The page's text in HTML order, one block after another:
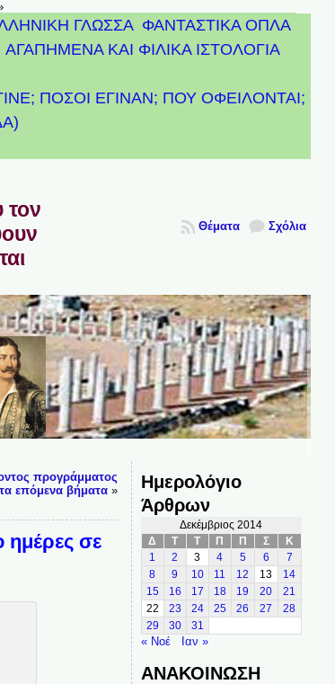
ΓΛΩΣΣΑ ΦΑΝΤΑΣΤΙΚΑ ΟΠΛΑ
ΑΓΑΠΗΜΕΝΑ ΚΑΙ ΦΙΛΙΚΑ ΙΣΤΟΛΟΓΙΑ
ΠΟΣΟΙ ΕΓΙΝΑΝ; ΠΟΥ ΟΦΕΙΛΟΝΤΑΙ;
τον
Σχόλια
Θέματα
προγράμματος
επόμενα βήματα»
ημέρες σε
Ημερολόγιο
Άρθρων
Δεκέμβριος 2014
Δ
Τ Τ Π Π Σ
Κ
1
2 3 4 5 6
7
8
9 10 11 12 13
14
15
16 17 18 19 20
21
22
23 24 25 26 27
28
29
30 31
« Νοέ Ιαν »
ΑΝΑΚΟΙΝΩΣΗ